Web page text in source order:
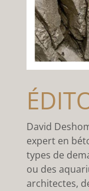
David
expert en
types de
ou des
architectes,